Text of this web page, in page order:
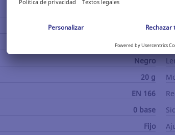
Incolora
Talla única
Negro
20 g
EN 166
0 base
Fijo